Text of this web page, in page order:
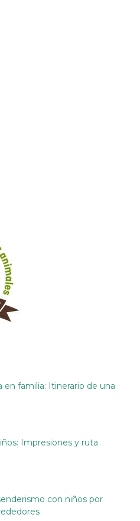
en familia: Itinerario de una
Impresiones y ruta
con niños por